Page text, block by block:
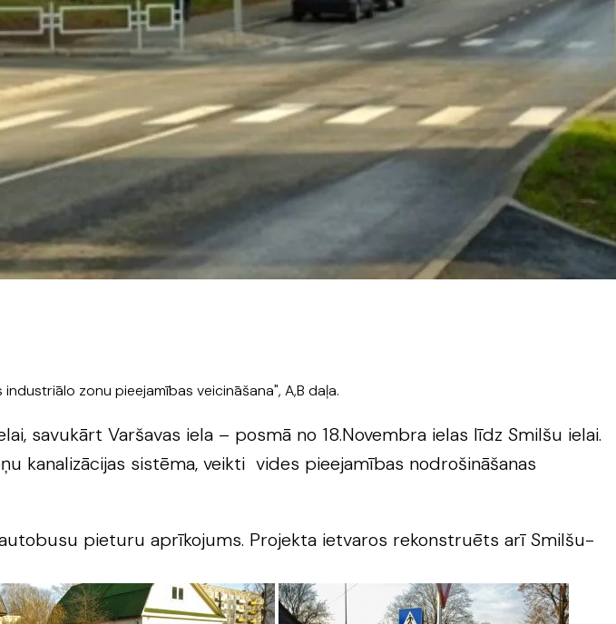
zonu pieejamības veicināšana", A,B daļa.
savukārt Varšavas iela – posmā no 18.Novembra ielas līdz Smilšu ielai.
kanalizācijas sistēma, veikti vides pieejamības nodrošināšanas
pieturu aprīkojums. Projekta ietvaros rekonstruēts arī Smilšu-